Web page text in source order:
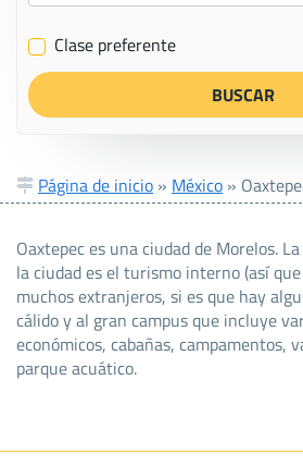
✔ Clase preferente
Página de inicio » México »
Oaxtepec es una ciudad de Morelos.
la ciudad es el turismo interno (así
muchos extranjeros, si es que hay
cálido y al gran campus que incluye
económicos, cabañas, campamentos,
parque acuático.